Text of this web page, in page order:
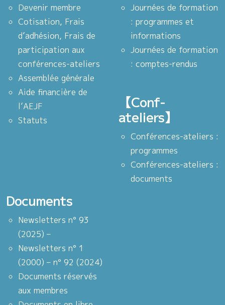
Devenir membre
Cotisation, Frais
d’adhésion, Frais de
participation aux
conférences-ateliers
Assemblée générale
Aide financière de
l’AEJF
Statuts
Journées de formation
: programmes et
informations
Journées de formation
: comptes-rendus
【Conf-
ateliers】
Conférences-ateliers :
programmes
Conférences-ateliers :
documents
Documents
Newsletters n° 93
(2025) –
Newsletters n° 1
(2000) – n° 92 (2024)
Documents réservés
aux membres